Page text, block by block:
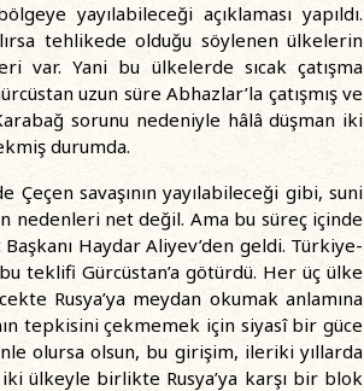
yayılabileceği açıklaması yapıldı.
tehlikede olduğu söylenen ülkelerin
var. Yani bu ülkelerde sıcak çatışma
uzun süre Abhazlar’la çatışmış ve
sorunu nedeniyle hâlâ düşman iki
durumda.
savaşının yayılabileceği gibi, suni
nedenleri net değil. Ama bu süreç içinde
Haydar Aliyev’den geldi. Türkiye-
teklifi Gürcüstan’a götürdü. Her üç ülke
Rusya’ya meydan okumak anlamına
tepkisini çekmemek için siyasî bir güce
olursa olsun, bu girişim, ileriki yıllarda
ülkeyle birlikte Rusya’ya karşı bir blok